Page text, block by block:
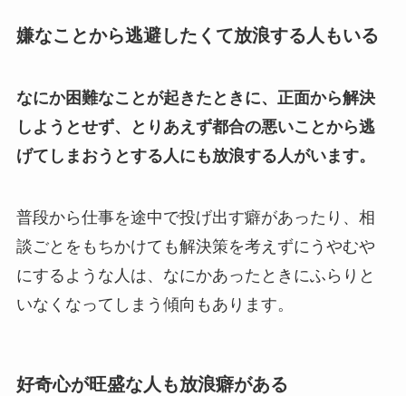
嫌なことから逃避したくて放浪する人もいる
なにか困難なことが起きたときに、正面から解決
しようとせず、とりあえず都合の悪いことから逃
げてしまおうとする人にも放浪する人がいます。
普段から仕事を途中で投げ出す癖があったり、相
談ごとをもちかけても解決策を考えずにうやむや
にするような人は、なにかあったときにふらりと
いなくなってしまう傾向もあります。
好奇心が旺盛な人も放浪癖がある